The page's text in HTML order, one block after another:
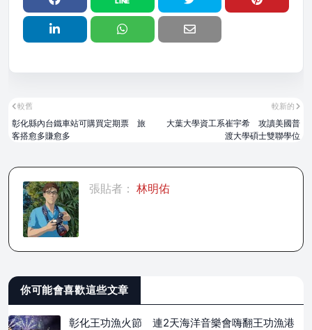
較新的
大葉大學資工系崔宇希 攻讀美國普
渡大學碩士雙聯學位
較舊
彰化縣內台鐵車站可購買定期票 旅
客搭愈多賺愈多
張貼者： 林明佑
你可能會喜歡這些文章
彰化王功漁火節 連2天海洋音樂會嗨翻王功漁港